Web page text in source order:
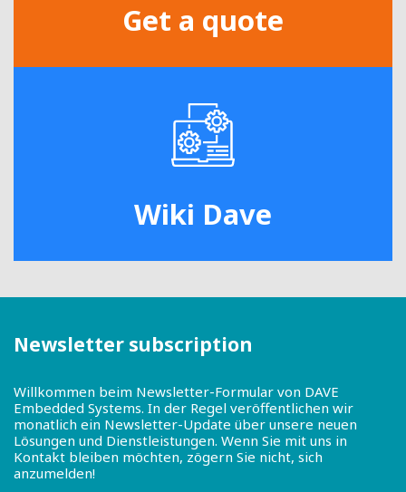
Get a quote
Wiki Dave
Newsletter subscription
Willkommen beim Newsletter-Formular von DAVE
Embedded Systems. In der Regel veröffentlichen wir
monatlich ein Newsletter-Update über unsere neuen
Lösungen und Dienstleistungen. Wenn Sie mit uns in
Kontakt bleiben möchten, zögern Sie nicht, sich
anzumelden!